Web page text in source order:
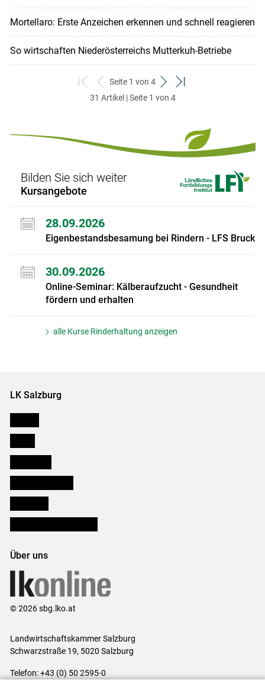
Mortellaro: Erste Anzeichen erkennen und schnell reagieren
So wirtschaften Niederösterreichs Mutterkuh-Betriebe
zum
ersten
zurück
zum
Seite 1 von 4
weiter
zum
zum
31 Artikel | Seite 1 von 4
Bilden Sie sich weiter
Kursangebote
28.09.2026
Eigenbestandsbesamung bei Rindern - LFS Bruck
30.09.2026
Online-Seminar: Kälberaufzucht - Gesundheit
fördern und erhalten
alle Kurse Rinderhaltung anzeigen
LK Salzburg
Über uns
© 2026 sbg.lko.at
Landwirtschaftskammer Salzburg
Schwarzstraße 19, 5020 Salzburg
Telefon: +43 (0) 50 2595-0